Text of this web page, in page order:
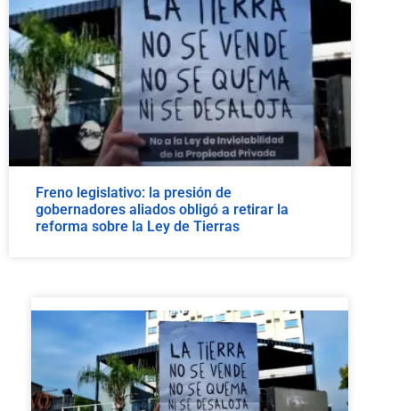
Freno legislativo: la presión de
gobernadores aliados obligó a retirar la
reforma sobre la Ley de Tierras